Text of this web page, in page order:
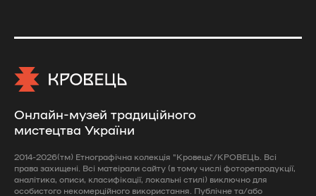
Онлайн-музей традиційного
мистецтва України
2014-2026(тм) Етнографічна колекція "Кровець"/КРОВЕЦЬ. Всі
права захищені. Всі матеірали сайту (в тому числі фоторепродукції,
аналітика, описи, класифікації, локальні стилі) виключно для
особистого некомерційного використання. Публічне та/або